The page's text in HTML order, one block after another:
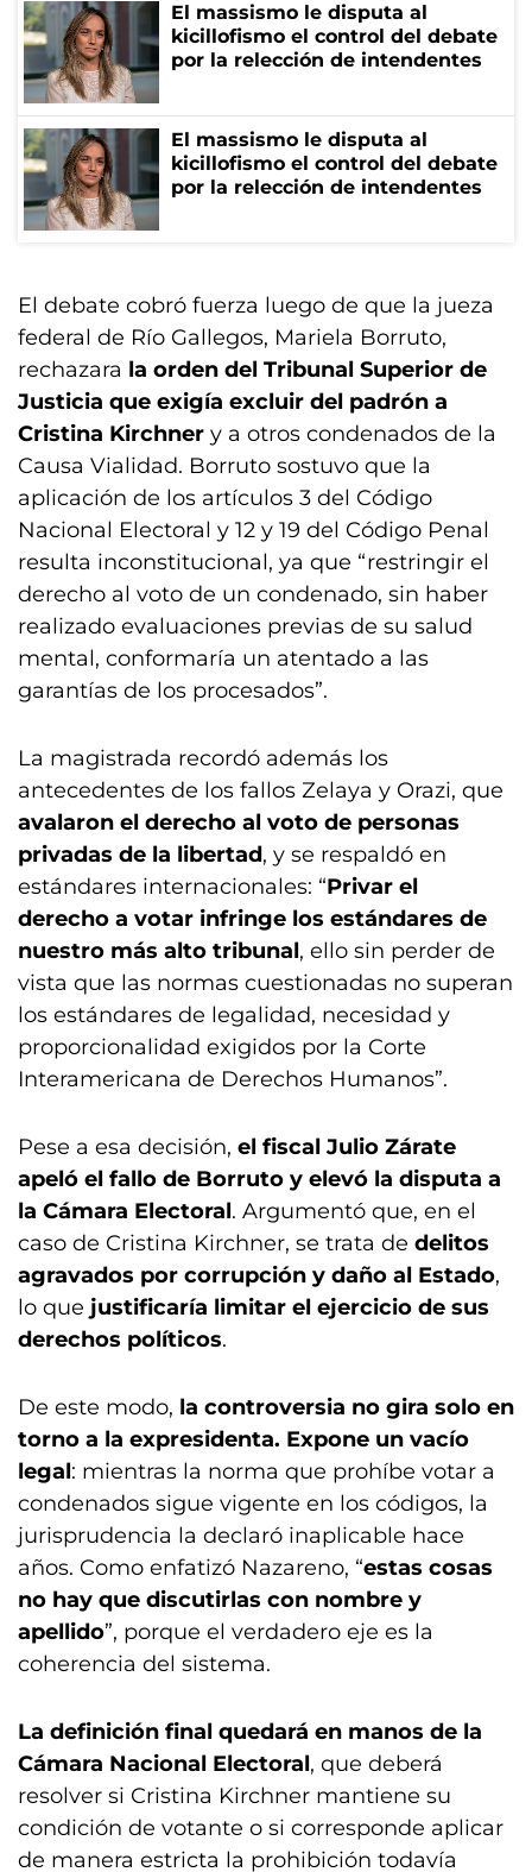
El massismo le disputa al
kicillofismo el control del debate
por la relección de intendentes
El massismo le disputa al
kicillofismo el control del debate
por la relección de intendentes
El debate cobró fuerza luego de que la jueza
federal de Río Gallegos, Mariela Borruto,
rechazara la orden del Tribunal Superior de
Justicia que exigía excluir del padrón a
Cristina Kirchner y a otros condenados de la
Causa Vialidad. Borruto sostuvo que la
aplicación de los artículos 3 del Código
Nacional Electoral y 12 y 19 del Código Penal
resulta inconstitucional, ya que “restringir el
derecho al voto de un condenado, sin haber
realizado evaluaciones previas de su salud
mental, conformaría un atentado a las
garantías de los procesados”.
La magistrada recordó además los
antecedentes de los fallos Zelaya y Orazi, que
avalaron el derecho al voto de personas
privadas de la libertad, y se respaldó en
estándares internacionales: “Privar el
derecho a votar infringe los estándares de
nuestro más alto tribunal, ello sin perder de
vista que las normas cuestionadas no superan
los estándares de legalidad, necesidad y
proporcionalidad exigidos por la Corte
Interamericana de Derechos Humanos”.
Pese a esa decisión, el fiscal Julio Zárate
apeló el fallo de Borruto y elevó la disputa a
la Cámara Electoral. Argumentó que, en el
caso de Cristina Kirchner, se trata de delitos
agravados por corrupción y daño al Estado,
lo que justificaría limitar el ejercicio de sus
derechos políticos.
De este modo, la controversia no gira solo en
torno a la expresidenta. Expone un vacío
legal: mientras la norma que prohíbe votar a
condenados sigue vigente en los códigos, la
jurisprudencia la declaró inaplicable hace
años. Como enfatizó Nazareno, “estas cosas
no hay que discutirlas con nombre y
apellido”, porque el verdadero eje es la
coherencia del sistema.
La definición final quedará en manos de la
Cámara Nacional Electoral, que deberá
resolver si Cristina Kirchner mantiene su
condición de votante o si corresponde aplicar
de manera estricta la prohibición todavía